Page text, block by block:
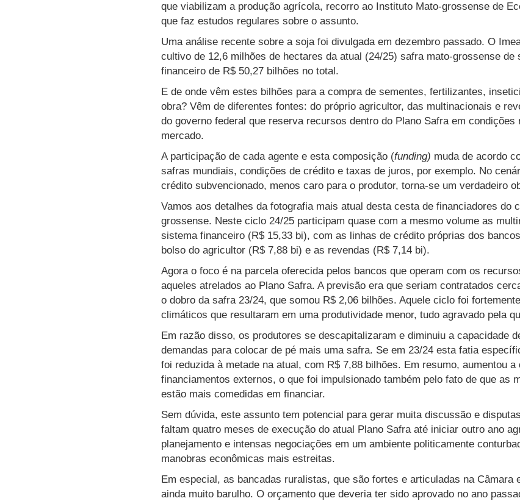
que viabilizam a produção agrícola, recorro ao Instituto Mato-grossense de
que faz estudos regulares sobre o assunto.
Uma análise recente sobre a soja foi divulgada em dezembro passado. O
cultivo de 12,6 milhões de hectares da atual (24/25) safra mato-grossense de
financeiro de R$ 50,27 bilhões no total.
E de onde vêm estes bilhões para a compra de sementes, fertilizantes,
obra? Vêm de diferentes fontes: do próprio agricultor, das multinacionais e
do governo federal que reserva recursos dentro do Plano Safra em
mercado.
A participação de cada agente e esta composição (funding) muda de acordo
safras mundiais, condições de crédito e taxas de juros, por exemplo. No
crédito subvencionado, menos caro para o produtor, torna-se um verdadeiro
Vamos aos detalhes da fotografia mais atual desta cesta de financiadores do
grossense. Neste ciclo 24/25 participam quase com a mesmo volume as
sistema financeiro (R$ 15,33 bi), com as linhas de crédito próprias dos
bolso do agricultor (R$ 7,88 bi) e as revendas (R$ 7,14 bi).
Agora o foco é na parcela oferecida pelos bancos que operam com os
aqueles atrelados ao Plano Safra. A previsão era que seriam contratados
o dobro da safra 23/24, que somou R$ 2,06 bilhões. Aquele ciclo foi
climáticos que resultaram em uma produtividade menor, tudo agravado pela
Em razão disso, os produtores se descapitalizaram e diminuiu a capacidade
demandas para colocar de pé mais uma safra. Se em 23/24 esta fatia
foi reduzida à metade na atual, com R$ 7,88 bilhões. Em resumo, aumentou a
financiamentos externos, o que foi impulsionado também pelo fato de que as
estão mais comedidas em financiar.
Sem dúvida, este assunto tem potencial para gerar muita discussão e
faltam quatro meses de execução do atual Plano Safra até iniciar outro ano
planejamento e intensas negociações em um ambiente politicamente
manobras econômicas mais estreitas.
Em especial, as bancadas ruralistas, que são fortes e articuladas na Câmara
ainda muito barulho. O orçamento que deveria ter sido aprovado no ano